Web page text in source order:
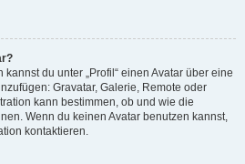
du unter „Profil“ einen Avatar über eine
Gravatar, Galerie, Remote oder
kann bestimmen, ob und wie die
Wenn du keinen Avatar benutzen kannst,
kontaktieren.